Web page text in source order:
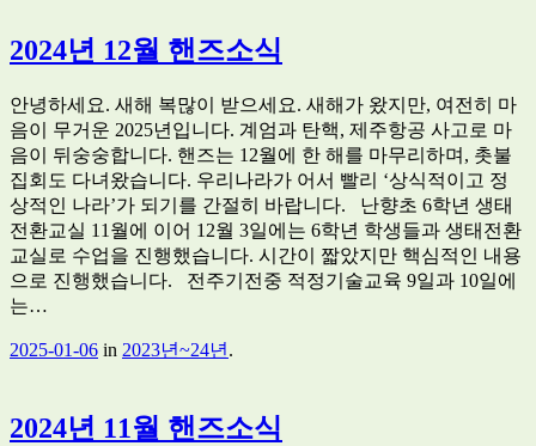
2024년 12월 핸즈소식
안녕하세요. 새해 복많이 받으세요. 새해가 왔지만, 여전히 마
음이 무거운 2025년입니다. 계엄과 탄핵, 제주항공 사고로 마
음이 뒤숭숭합니다. 핸즈는 12월에 한 해를 마무리하며, 촛불
집회도 다녀왔습니다. 우리나라가 어서 빨리 ‘상식적이고 정
상적인 나라’가 되기를 간절히 바랍니다. 난향초 6학년 생태
전환교실 11월에 이어 12월 3일에는 6학년 학생들과 생태전환
교실로 수업을 진행했습니다. 시간이 짧았지만 핵심적인 내용
으로 진행했습니다. 전주기전중 적정기술교육 9일과 10일에
는…
2025-01-06 in 2023년~24년 .
2024년 11월 핸즈소식